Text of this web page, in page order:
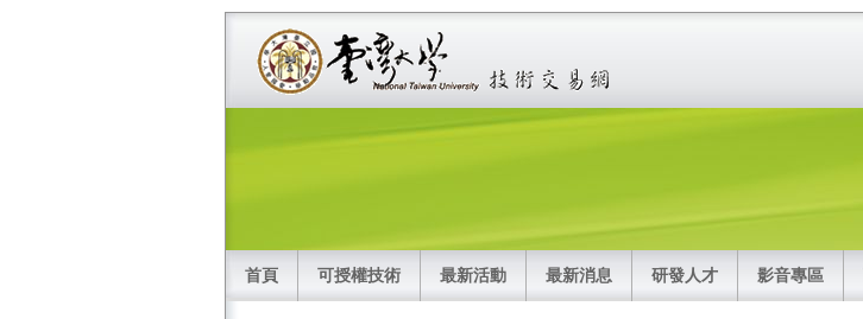
首頁 可授權技術 最新活動 最新消息 研發人才 影音專區